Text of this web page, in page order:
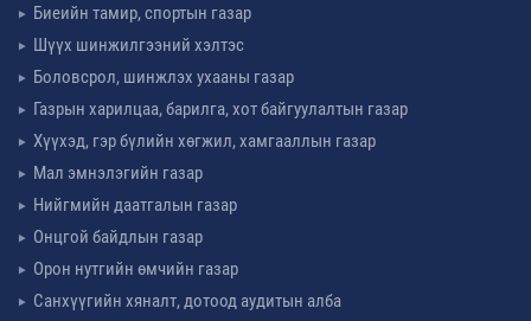
Биеийн тамир, спортын газар
Шүүх шинжилгээний хэлтэс
Боловсрол, шинжлэх ухааны газар
Газрын харилцаа, барилга, хот байгуулалтын газар
Хүүхэд, гэр бүлийн хөгжил, хамгааллын газар
Мал эмнэлэгийн газар
Нийгмийн даатгалын газар
Онцгой байдлын газар
Орон нутгийн өмчийн газар
Санхүүгийн хяналт, дотоод аудитын алба